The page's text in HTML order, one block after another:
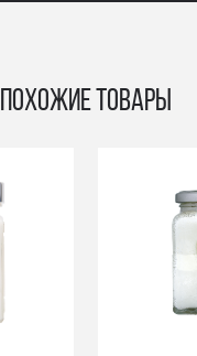
Похожие товары